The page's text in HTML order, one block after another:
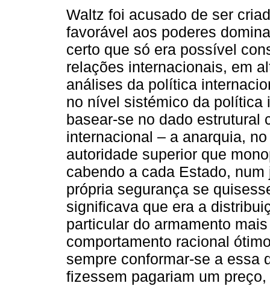
Waltz foi acusado de ser
favorável aos poderes
certo que só era possível
relações internacionais, em
análises da política
no nível sistémico da política
basear-se no dado estrutural
internacional – a anarquia,
autoridade superior que
cabendo a cada Estado,
própria segurança se
significava que era a
particular do armamento
comportamento racional
sempre conformar-se a essa
fizessem pagariam um